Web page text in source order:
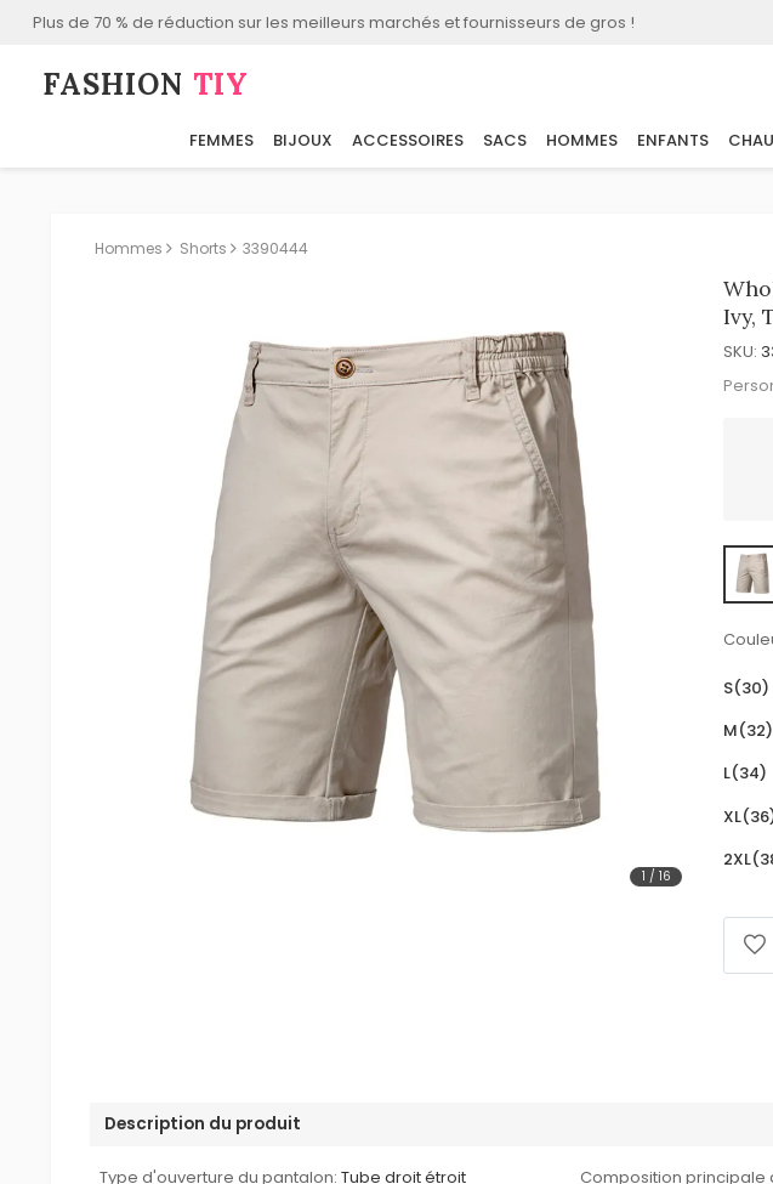
Plus de 70 % de réduction sur les meilleurs marchés et fournisseurs de gros !
FASHION⁠ TIY
FEMMES BIJOUX ACCESSOIRES SACS HOMMES ENFANTS
Hommes Shorts 3390444
1 / 16
Ivy,
SKU:
S(30)
M(32)
L(34)
Description du produit
Type d'ouverture du pantalon: Tube droit étroit Composition principale